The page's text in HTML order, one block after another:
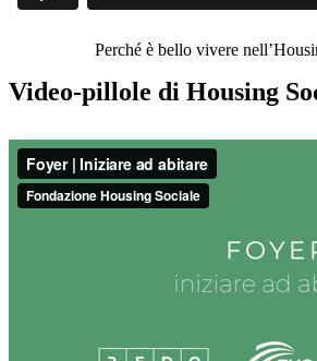
Perché è bello vivere
Video-pillole di Housing